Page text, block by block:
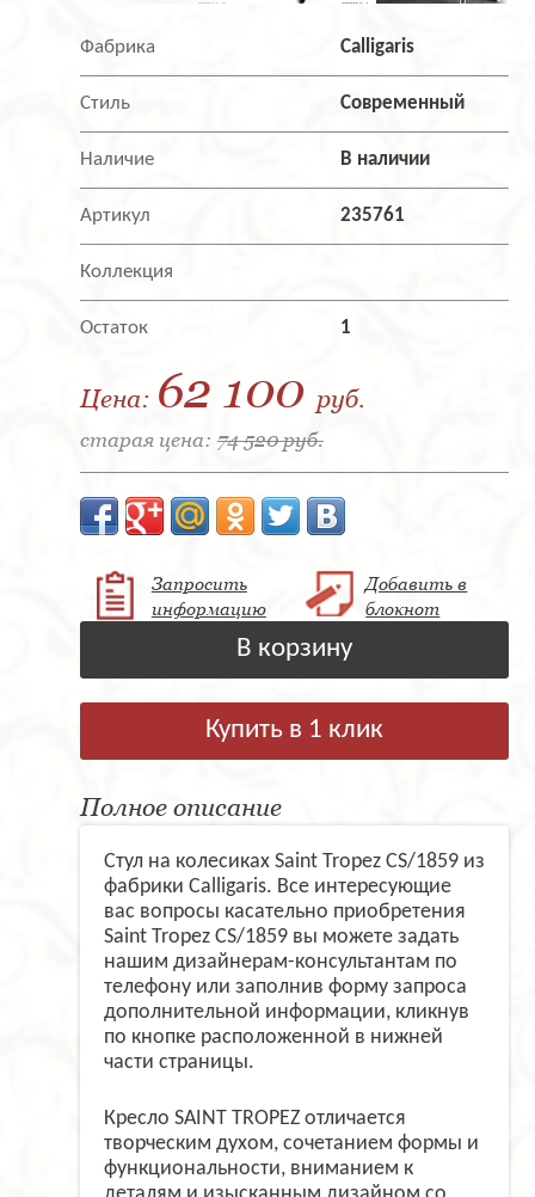
Фабрика Calligaris
Стиль Современный
Наличие В наличии
Артикул 235761
Коллекция
Остаток 1
Цена: 62 100 руб.
старая цена: 74 520 руб.
Запросить
информацию
Добавить в
блокнот
В корзину
Купить в 1 клик
Полное описание
Стул на колесиках Saint Tropez CS/1859 из
фабрики Calligaris. Все интересующие
вас вопросы касательно приобретения
Saint Tropez CS/1859 вы можете задать
нашим дизайнерам-консультантам по
телефону или заполнив форму запроса
дополнительной информации, кликнув
по кнопке расположенной в нижней
части страницы.
Кресло SAINT TROPEZ отличается
творческим духом, сочетанием формы и
функциональности, вниманием к